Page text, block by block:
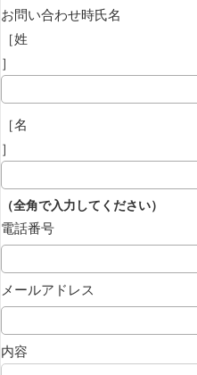
お問い合わせ時氏名
［姓
］
［名
］
（全角で入力してください）
電話番号
メールアドレス
内容